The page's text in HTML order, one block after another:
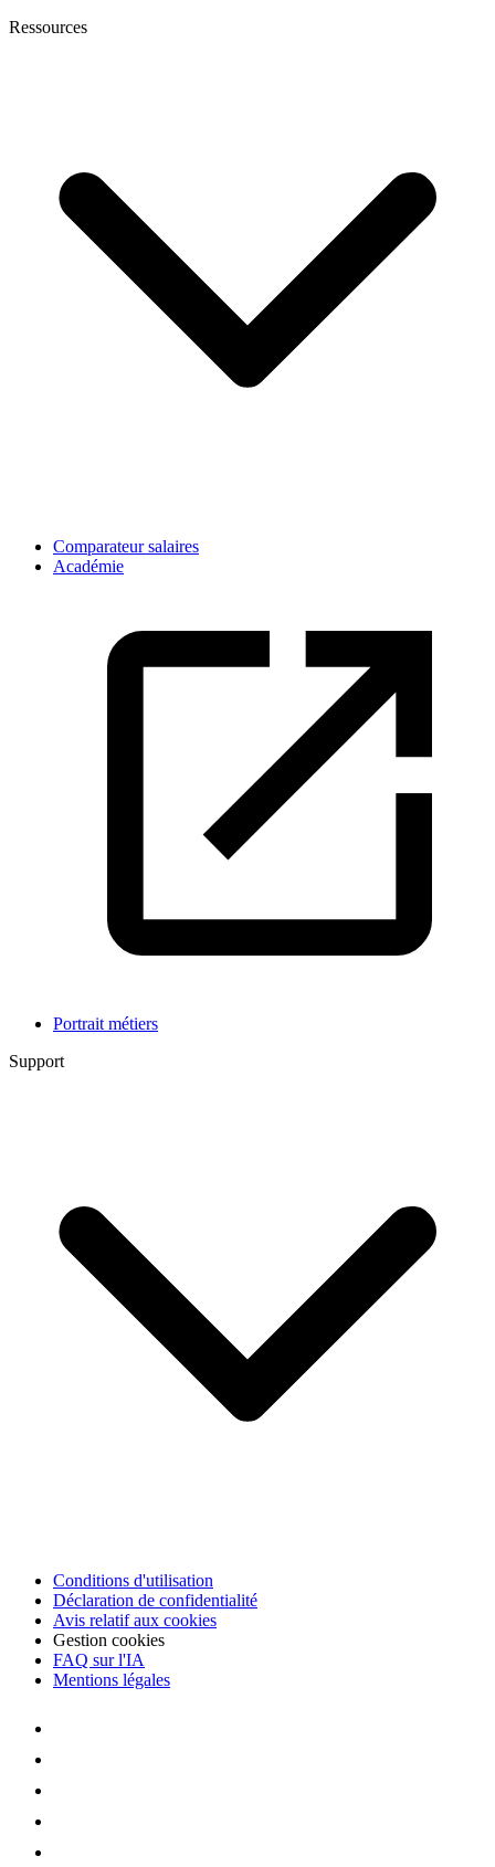
Ressources
Comparateur salaires
Académie
Portrait métiers
Support
Conditions d'utilisation
Déclaration de confidentialité
Avis relatif aux cookies
Gestion cookies
FAQ sur l'IA
Mentions légales